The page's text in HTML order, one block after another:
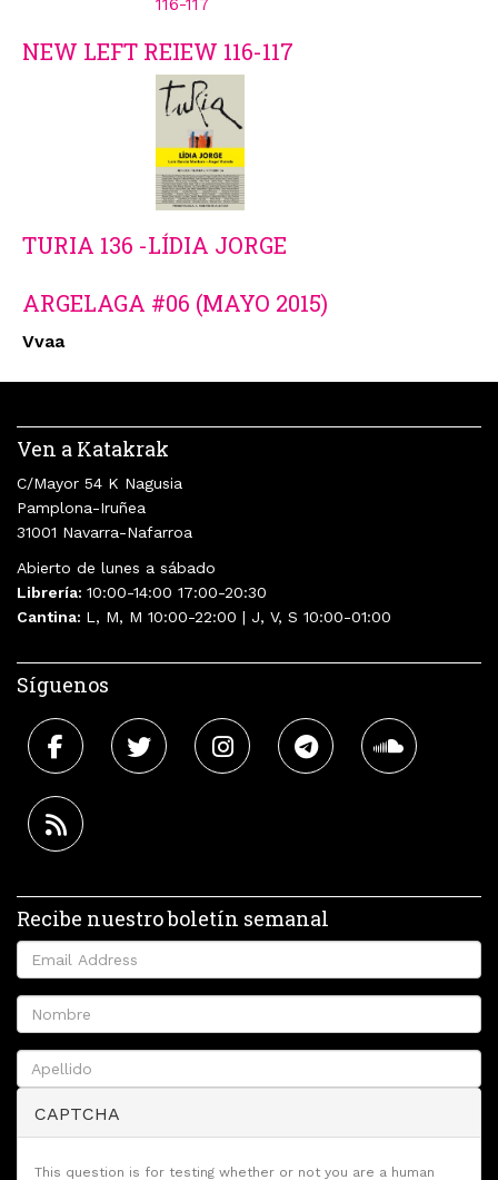
NEW LEFT REIEW 116-117
TURIA 136 -LÍDIA JORGE
ARGELAGA #06 (MAYO 2015)
Vvaa
Ven a Katakrak
C/Mayor 54 K Nagusia
Pamplona-Iruñea
31001 Navarra-Nafarroa
Abierto de lunes a sábado
Librería: 10:00-14:00 17:00-20:30
Cantina: L, M, M 10:00-22:00 | J, V, S 10:00-01:00
Síguenos
Recibe nuestro boletín semanal
CAPTCHA
This question is for testing whether or not you are a human